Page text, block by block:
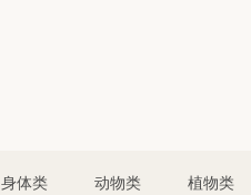
身体类 动物类 植物类